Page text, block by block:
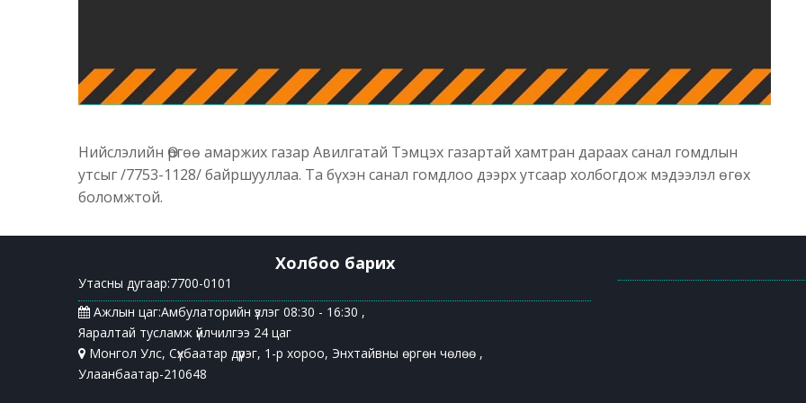
Нийслэлийн Өргөө амаржих газар Авилгатай Тэмцэх газартай хамтран дараах санал гомдлын
утсыг /7753-1128/ байршууллаа. Та бүхэн санал гомдлоо дээрх утсаар холбогдож мэдээлэл өгөх
боломжтой.
Холбоо барих
Утасны дугаар:7700-0101
Ажлын цаг:Амбулаторийн үзлэг 08:30 - 16:30 ,
Яаралтай тусламж үйлчилгээ 24 цаг
Монгол Улс, Сүхбаатар дүүрэг, 1-р хороо, Энхтайвны өргөн чөлөө ,
Улаанбаатар-210648